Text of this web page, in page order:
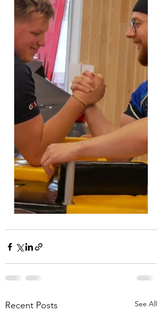
Recent Posts See All